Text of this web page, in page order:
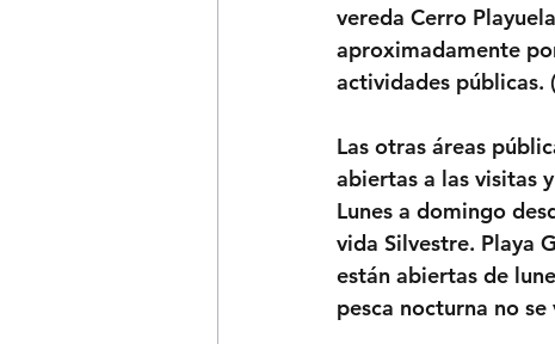
vereda Cerro
aproximadamente
actividades públicas.
Las otras áreas
abiertas a las visitas
Lunes a domingo
vida Silvestre. Playa
están abiertas de
pesca nocturna no